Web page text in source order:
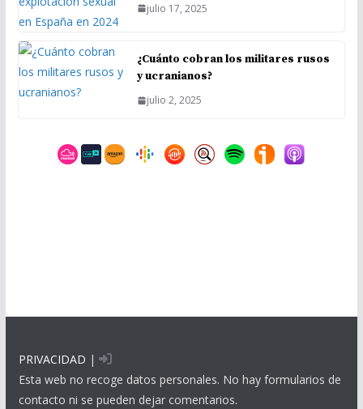
julio 17, 2025
¿Cuánto cobran los militares rusos
y ucranianos?
julio 2, 2025
PRIVACIDAD |
Esta web no recoge datos personales. No hay formularios de
contacto ni se pueden dejar comentarios.